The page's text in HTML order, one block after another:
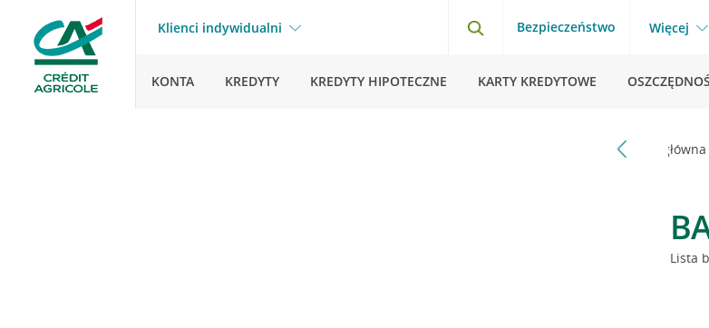
Klienci indywidualni Bezpieczeństwo Więcej
KONTA KREDYTY KREDYTY HIPOTECZNE KARTY KREDYTOWE
Strona główna
Lista